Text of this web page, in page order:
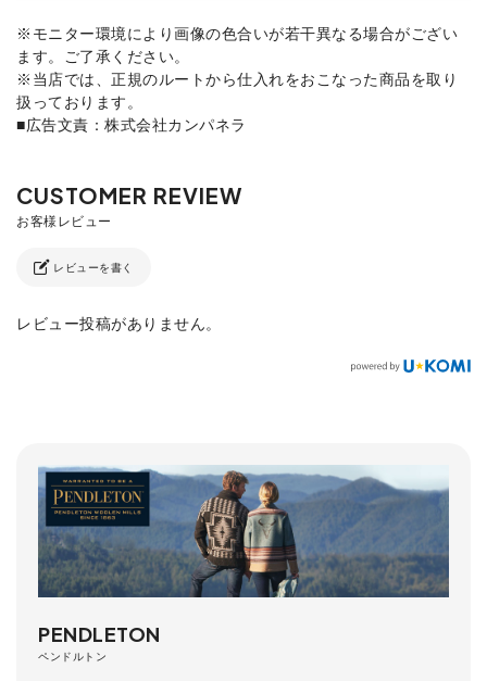
※モニター環境により画像の色合いが若干異なる場合がござい
ます。ご了承ください。
※当店では、正規のルートから仕入れをおこなった商品を取り
扱っております。
■広告文責：株式会社カンパネラ
レビューを書く
レビュー投稿がありません。
PENDLETON
ペンドルトン